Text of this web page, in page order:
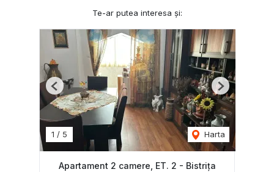
Te-ar putea interesa și:
1 / 5 Harta
Previous Next
Apartament 2 camere, ET. 2 - Bistrița